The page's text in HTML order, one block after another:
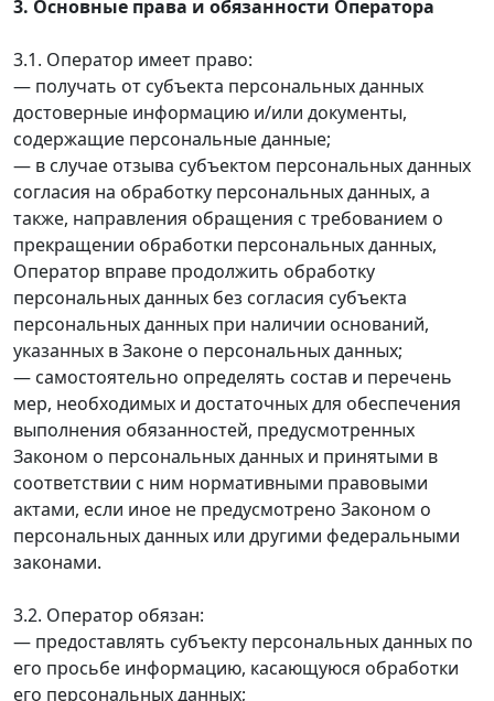
3. Основные права и обязанности Оператора
3.1. Оператор имеет право:
— получать от субъекта персональных данных
достоверные информацию и/или документы,
содержащие персональные данные;
— в случае отзыва субъектом персональных данных
согласия на обработку персональных данных, а
также, направления обращения с требованием о
прекращении обработки персональных данных,
Оператор вправе продолжить обработку
персональных данных без согласия субъекта
персональных данных при наличии оснований,
указанных в Законе о персональных данных;
— самостоятельно определять состав и перечень
мер, необходимых и достаточных для обеспечения
выполнения обязанностей, предусмотренных
Законом о персональных данных и принятыми в
соответствии с ним нормативными правовыми
актами, если иное не предусмотрено Законом о
персональных данных или другими федеральными
законами.
3.2. Оператор обязан:
— предоставлять субъекту персональных данных по
его просьбе информацию, касающуюся обработки
его персональных данных;